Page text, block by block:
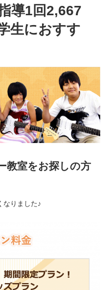
導1回2,667
生におすす
教室をお探しの方
なりました♪